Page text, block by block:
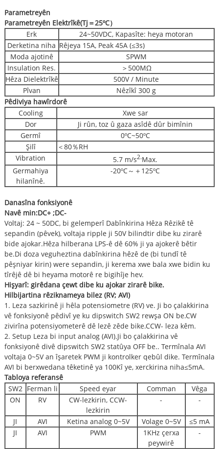
Parametreyên
Parametreyên Elektrîkê(Tj ＝25ºC）
Erk
24~50VDC, Kapasîte: heya motoran
Derketina niha Rêjeya 15A, Peak 45A (≤3s)
Moda ajotinê
SPWM
Insulation Res.
＞500MΩ
Hêza Dielektrîkê
500V / Minute
Pîvan
Nêzîkî 300 g
Pêdiviya hawîrdorê
Cooling
Xwe sar
Dor
Ji rûn, toz û gaza asîdê dûr bimînin
Germî
0ºC~50ºC
Şilî
＜80％RH
Vibration
5.7 m/s2.Max.
Germahiya
hilanînê.
-20ºC～＋125ºC
Danasîna fonksiyonê
Navê min:DC+ ;DC-
Voltaj: 24 ~ 50DC, bi gelemperî Dabînkirina Hêza Rêzikê tê
sepandin (pêvek), voltaja ripple ji 50V bilindtir dibe ku zirarê
bide ajokar.Hêza hilberana LPS-ê dê 60% ji ya ajokerê bêtir
be.Di doza veguheztina dabînkirina hêzê de (bi tundî tê
pêşniyar kirin) were sepandin, ji kerema xwe bala xwe bidin ku
tîrêjê dê bi heyama motorê re bigihîje hev.
Hişyarî: girêdana çewt dibe ku ajokar zirarê bike.
Hilbijartina rêziknameya bilez (RV; AVI)
1. Leza sazkirinê ji hêla potensiometre (RV) ve. Ji bo çalakkirina
vê fonksiyonê pêdivî ye ku dipswitch SW2 rewşa ON be.CW
zivirîna potensiyometerê dê lezê zêde bike.CCW- leza kêm.
2. Setup Leza bi input analog (AVI).Ji bo çalakkirina vê
fonksiyonê divê dipswitch SW2 statûya OFF be.. Termînala AVI
voltaja 0~5V an îşaretek PWM ji kontrolker qebûl dike. Termînala
AVI bi berxwedana têketinê ya 100Kî ye, xerckirina niha≤5mA.
Tabloya referansê
SW2 Ferman li Speed ​​eyar Comman
Vêga
ON
RV
CW-lezkirin, CCW-
lezkirin
- -
JI AVI Ketina analog 0~5V Volage 0~5V
≤5 mA
JI
AVI PWM
1KHz çerxa
peywirê
-